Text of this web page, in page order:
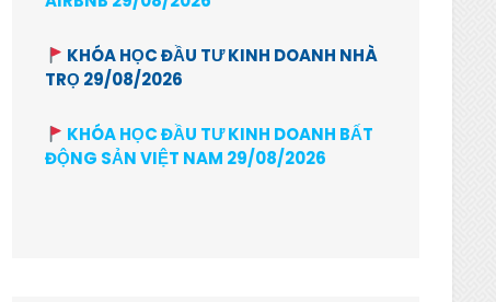
KHÓA HỌC ĐẦU TƯ KINH DOANH NHÀ
TRỌ 29/08/2026
KHÓA HỌC ĐẦU TƯ KINH DOANH BẤT
ĐỘNG SẢN VIỆT NAM 29/08/2026